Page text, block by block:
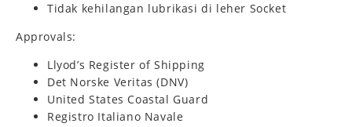
Tidak kehilangan lubrikasi di leher Socket
Approvals:
Llyod’s Register of Shipping
Det Norske Veritas (DNV)
United States Coastal Guard
Registro Italiano Navale